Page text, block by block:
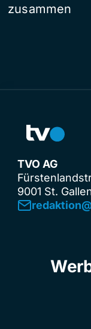
zusammen
TVO AG
9001 St.